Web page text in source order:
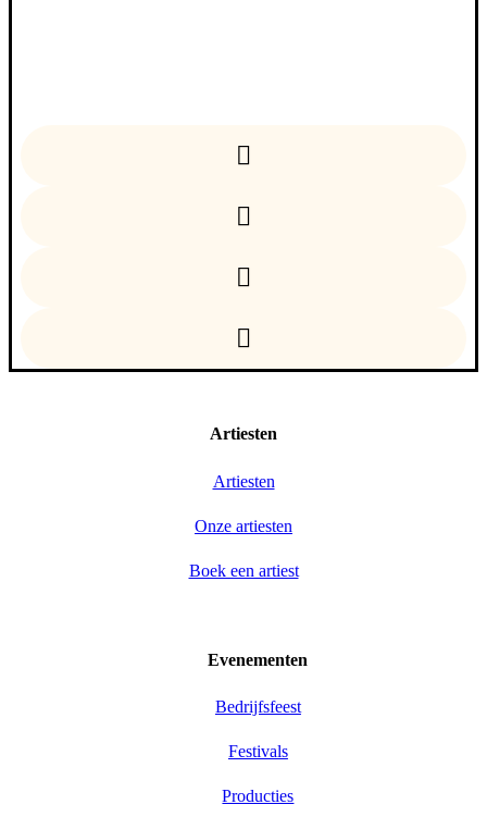
Artiesten
Artiesten
Onze artiesten
Boek een artiest
Evenementen
Bedrijfsfeest
Festivals
Producties